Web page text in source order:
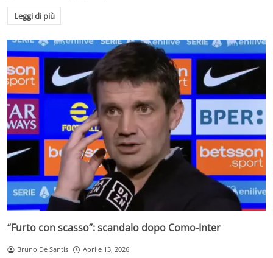
Leggi di più
“Furto con scasso”: scandalo dopo Como-Inter
Bruno De Santis Aprile 13, 2026